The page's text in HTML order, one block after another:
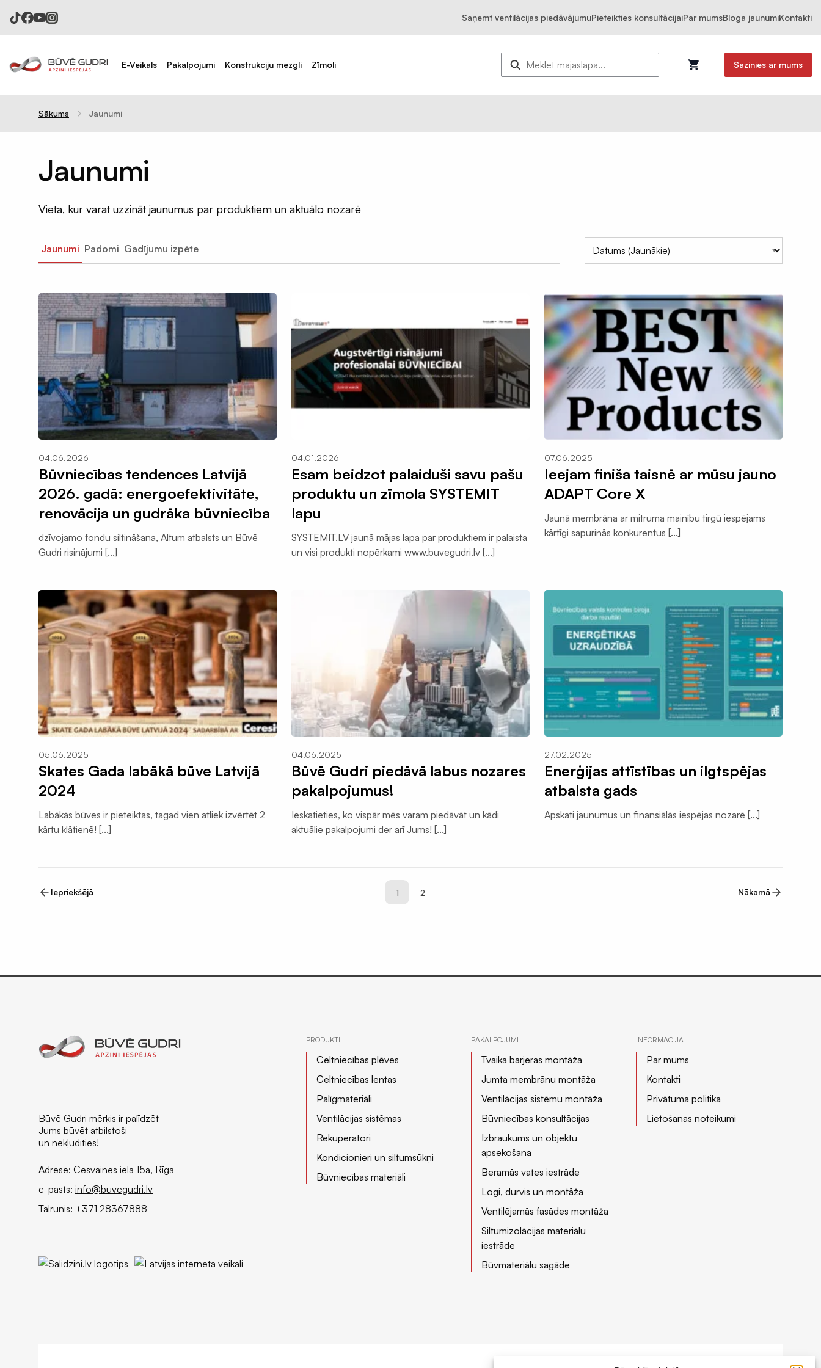
Saņemt ventilācijas piedāvājumuPieteikties konsultācijaiPar mumsBloga jaunumiKontakti
E-Veikals Pakalpojumi Konstrukciju mezgli Zīmoli Sazinies ar mums
Sākums Jaunumi
Jaunumi
Vieta, kur varat uzzināt jaunumus par produktiem un aktuālo nozarē
Jaunumi Padomi Gadījumu izpēte
04.06.2026
Būvniecības tendences Latvijā
2026. gadā: energoefektivitāte,
renovācija un gudrāka būvniecība
dzīvojamo fondu siltināšana, Altum atbalsts un Būvē
Gudri risinājumi [...]
04.01.2026
Esam beidzot palaiduši savu pašu
produktu un zīmola SYSTEMIT
lapu
SYSTEMIT.LV jaunā mājas lapa par produktiem ir palaista
un visi produkti nopērkami www.buvegudri.lv [...]
07.06.2025
Ieejam finiša taisnē ar mūsu jauno
ADAPT Core X
Jaunā membrāna ar mitruma mainību tirgū iespējams
kārtīgi sapurinās konkurentus [...]
05.06.2025
Skates Gada labākā būve Latvijā
2024
Labākās būves ir pieteiktas, tagad vien atliek izvērtēt 2
kārtu klātienē! [...]
04.06.2025
Būvē Gudri piedāvā labus nozares
pakalpojumus!
Ieskatieties, ko vispār mēs varam piedāvāt un kādi
aktuālie pakalpojumi der arī Jums! [...]
27.02.2025
Enerģijas attīstības un ilgtspējas
atbalsta gads
Apskati jaunumus un finansiālās iespējas nozarē [...]
Iepriekšējā 1 2 Nākamā
Būvē Gudri mērķis ir palīdzēt
Jums būvēt atbilstoši
un nekļūdīties!
Adrese: Cesvaines iela 15a, Rīga
e-pasts: info@buvegudri.lv
Tālrunis: +371 28367888
PRODUKTI
Celtniecības plēves
Celtniecības lentas
Palīgmateriāli
Ventilācijas sistēmas
Rekuperatori
Kondicionieri un siltumsūkņi
Būvniecības materiāli
PAKALPOJUMI
Tvaika barjeras montāža
Jumta membrānu montāža
Ventilācijas sistēmu montāža
Būvniecības konsultācijas
Izbraukums un objektu
apsekošana
Beramās vates iestrāde
Logi, durvis un montāža
Ventilējamās fasādes montāža
Siltumizolācijas materiālu
iestrāde
Būvmateriālu sagāde
INFORMĀCIJA
Par mums
Kontakti
Privātuma politika
Lietošanas noteikumi
Celtniecības plēves
Tvaika barjeras
Pretvēja plēves
Celtniecības aizsargplēves
Iepakojuma plēves 120mik
Polietilēna pamatu plēves
Silto grīdu folija plēves
Ģeomembrāna / ģeotekstils
Sastatņu aizsargplēve, siets
Celtniecības lentas
Šuvju pieslēgumu lentas
Logu montāžas lentas
Hidroizolācijas lentas
Terases lentas EPDM
Naglu lentas latojumam
Palīgmateriāli
Gruntis virsmu stiprināšanai
Insektu sieti ALU/HD-PE
Manšetes / Putnu aizsardzība
Ventilācijas sistēmas
Gaisvadi un kolektori
Ventilācijas difuzori
Ventilācijas restes
Nosūce un pieplūdes vārsti
Difuzora pieslēgumu resīveri
Centralizēta rekuperācija
Decentralizēta rekuperācija
Būvniecības materiāli